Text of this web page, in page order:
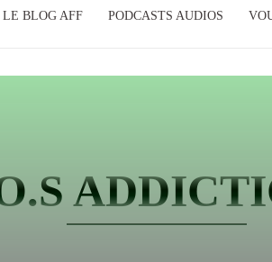
La
LE BLOG AFF PODCASTS AUDIOS